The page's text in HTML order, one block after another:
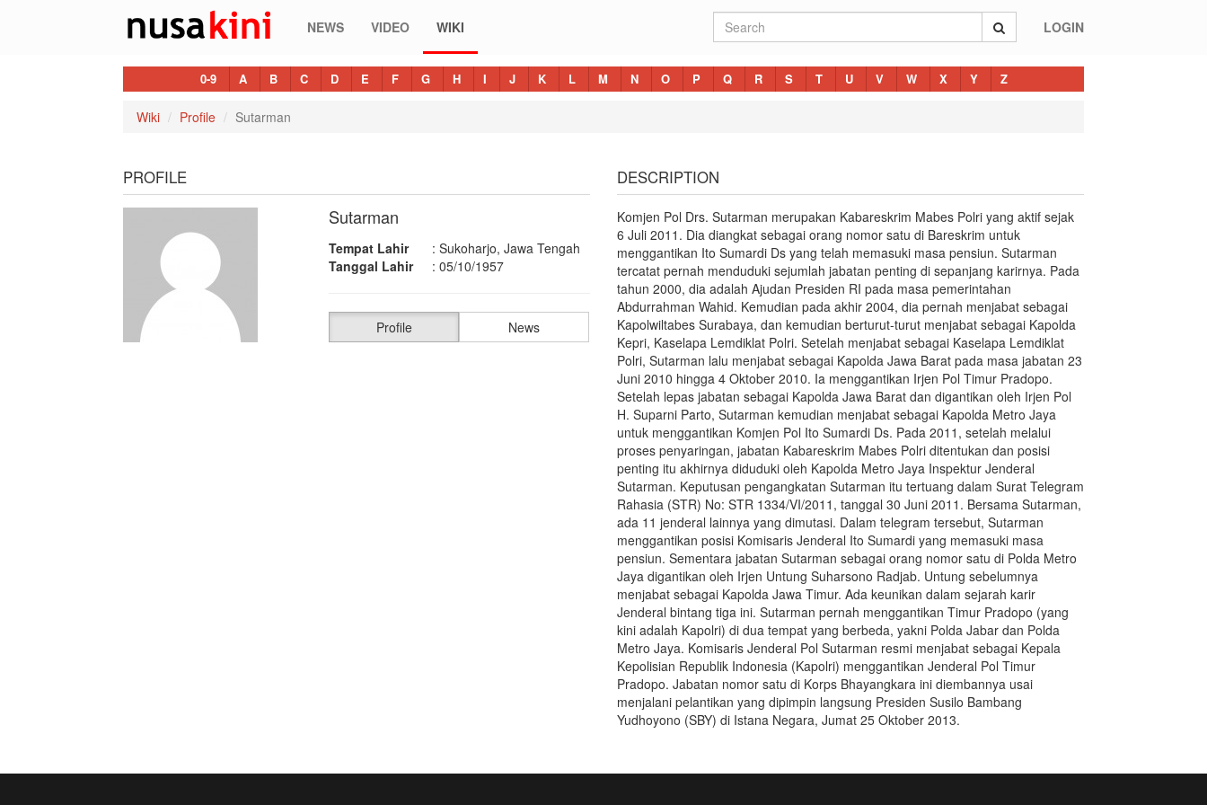
NEWS VIDEO WIKI LOGIN
0-9 A B C D E F G H I J K L M N O P Q R S T U V W X Y Z
Wiki Profile Sutarman
PROFILE
Sutarman
Tempat Lahir :Sukoharjo, Jawa Tengah
Tanggal Lahir
:05/10/1957
Profile News
DESCRIPTION
Komjen Pol Drs. Sutarman merupakan Kabareskrim Mabes Polri yang aktif sejak
6 Juli 2011. Dia diangkat sebagai orang nomor satu di Bareskrim untuk
menggantikan Ito Sumardi Ds yang telah memasuki masa pensiun. Sutarman
tercatat pernah menduduki sejumlah jabatan penting di sepanjang karirnya. Pada
tahun 2000, dia adalah Ajudan Presiden RI pada masa pemerintahan
Abdurrahman Wahid. Kemudian pada akhir 2004, dia pernah menjabat sebagai
Kapolwiltabes Surabaya, dan kemudian berturut-turut menjabat sebagai Kapolda
Kepri, Kaselapa Lemdiklat Polri. Setelah menjabat sebagai Kaselapa Lemdiklat
Polri, Sutarman lalu menjabat sebagai Kapolda Jawa Barat pada masa jabatan 23
Juni 2010 hingga 4 Oktober 2010. Ia menggantikan Irjen Pol Timur Pradopo.
Setelah lepas jabatan sebagai Kapolda Jawa Barat dan digantikan oleh Irjen Pol
H. Suparni Parto, Sutarman kemudian menjabat sebagai Kapolda Metro Jaya
untuk menggantikan Komjen Pol Ito Sumardi Ds. Pada 2011, setelah melalui
proses penyaringan, jabatan Kabareskrim Mabes Polri ditentukan dan posisi
penting itu akhirnya diduduki oleh Kapolda Metro Jaya Inspektur Jenderal
Sutarman. Keputusan pengangkatan Sutarman itu tertuang dalam Surat Telegram
Rahasia (STR) No: STR 1334/VI/2011, tanggal 30 Juni 2011. Bersama Sutarman,
ada 11 jenderal lainnya yang dimutasi. Dalam telegram tersebut, Sutarman
menggantikan posisi Komisaris Jenderal Ito Sumardi yang memasuki masa
pensiun. Sementara jabatan Sutarman sebagai orang nomor satu di Polda Metro
Jaya digantikan oleh Irjen Untung Suharsono Radjab. Untung sebelumnya
menjabat sebagai Kapolda Jawa Timur. Ada keunikan dalam sejarah karir
Jenderal bintang tiga ini. Sutarman pernah menggantikan Timur Pradopo (yang
kini adalah Kapolri) di dua tempat yang berbeda, yakni Polda Jabar dan Polda
Metro Jaya. Komisaris Jenderal Pol Sutarman resmi menjabat sebagai Kepala
Kepolisian Republik Indonesia (Kapolri) menggantikan Jenderal Pol Timur
Pradopo. Jabatan nomor satu di Korps Bhayangkara ini diembannya usai
menjalani pelantikan yang dipimpin langsung Presiden Susilo Bambang
Yudhoyono (SBY) di Istana Negara, Jumat 25 Oktober 2013.